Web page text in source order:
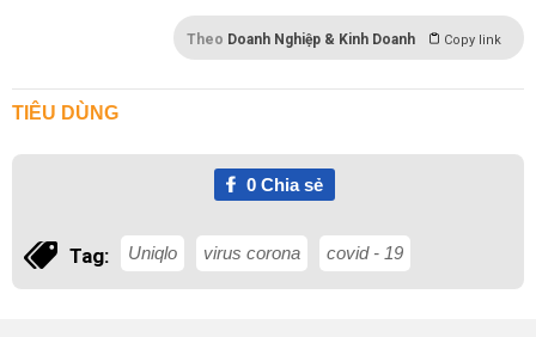
Theo Doanh Nghiệp & Kinh Doanh Copy link
TIÊU DÙNG
0Chia sẻ
Tag: Uniqlo virus corona covid - 19